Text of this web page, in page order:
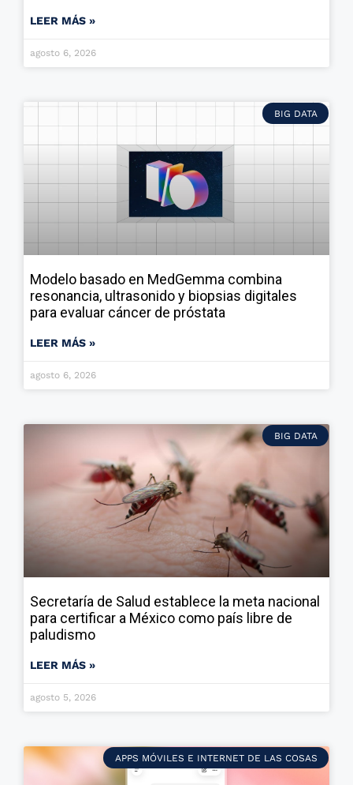
LEER MÁS »
agosto 6, 2026
BIG DATA
Modelo basado en MedGemma combina
resonancia, ultrasonido y biopsias digitales
para evaluar cáncer de próstata
LEER MÁS »
agosto 6, 2026
BIG DATA
Secretaría de Salud establece la meta nacional
para certificar a México como país libre de
paludismo
LEER MÁS »
agosto 5, 2026
APPS MÓVILES E INTERNET DE LAS COSAS